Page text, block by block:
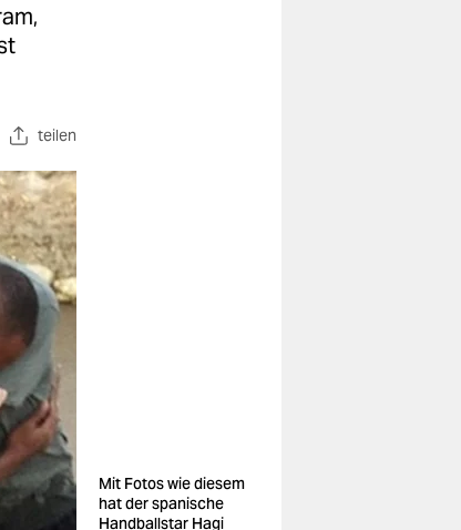
teilen
Mit Fotos wie diesem
hat der spanische
Handballstar Hagi